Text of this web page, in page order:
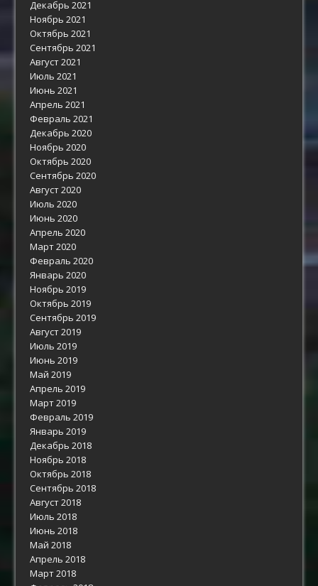
Декабрь 2021
Ноябрь 2021
Октябрь 2021
Сентябрь 2021
Август 2021
Июль 2021
Июнь 2021
Апрель 2021
Февраль 2021
Декабрь 2020
Ноябрь 2020
Октябрь 2020
Сентябрь 2020
Август 2020
Июль 2020
Июнь 2020
Апрель 2020
Март 2020
Февраль 2020
Январь 2020
Ноябрь 2019
Октябрь 2019
Сентябрь 2019
Август 2019
Июль 2019
Июнь 2019
Май 2019
Апрель 2019
Март 2019
Февраль 2019
Январь 2019
Декабрь 2018
Ноябрь 2018
Октябрь 2018
Сентябрь 2018
Август 2018
Июль 2018
Июнь 2018
Май 2018
Апрель 2018
Март 2018